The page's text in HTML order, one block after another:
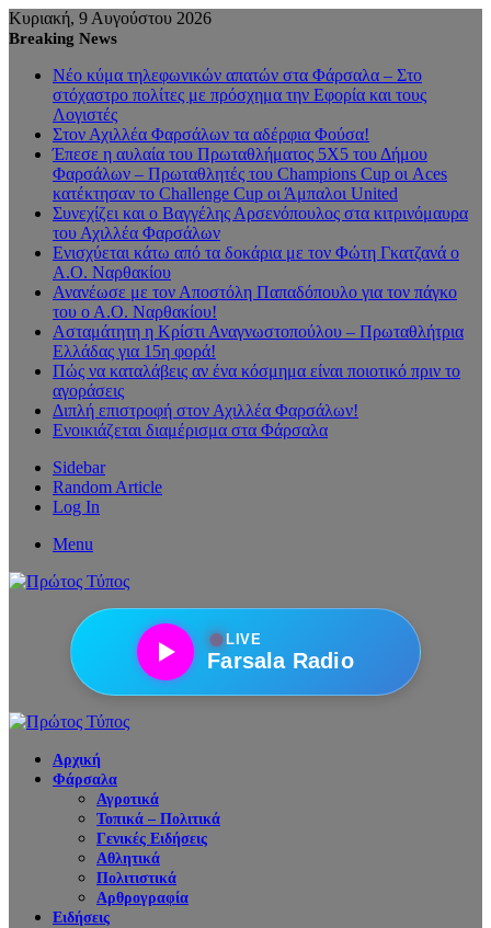
Κυριακή, 9 Αυγούστου 2026
Breaking News
Νέο κύμα τηλεφωνικών απατών στα Φάρσαλα – Στο
στόχαστρο πολίτες με πρόσχημα την Εφορία και τους
Λογιστές
Στον Αχιλλέα Φαρσάλων τα αδέρφια Φούσα!
Έπεσε η αυλαία του Πρωταθλήματος 5Χ5 του Δήμου
Φαρσάλων – Πρωταθλητές του Champions Cup οι Aces
κατέκτησαν το Challenge Cup οι Άμπαλοι United
Συνεχίζει και ο Βαγγέλης Αρσενόπουλος στα κιτρινόμαυρα
του Αχιλλέα Φαρσάλων
Ενισχύεται κάτω από τα δοκάρια με τον Φώτη Γκατζανά ο
Α.Ο. Ναρθακίου
Ανανέωσε με τον Αποστόλη Παπαδόπουλο για τον πάγκο
του ο Α.Ο. Ναρθακίου!
Ασταμάτητη η Κρίστι Αναγνωστοπούλου – Πρωταθλήτρια
Ελλάδας για 15η φορά!
Πώς να καταλάβεις αν ένα κόσμημα είναι ποιοτικό πριν το
αγοράσεις
Διπλή επιστροφή στον Αχιλλέα Φαρσάλων!
Ενοικιάζεται διαμέρισμα στα Φάρσαλα
Sidebar
Random Article
Log In
Menu
●LIVE
Farsala Radio
Αρχική
Φάρσαλα
Αγροτικά
Τοπικά – Πολιτικά
Γενικές Ειδήσεις
Αθλητικά
Πολιτιστικά
Αρθρογραφία
Ειδήσεις